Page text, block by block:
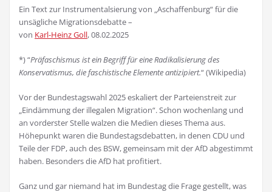
Ein Text zur Instrumentalsierung von „Aschaffenburg“ für die
unsägliche Migrationsdebatte –
von Karl-Heinz Goll, 08.02.2025
*) “Präfaschismus ist ein Begriff für eine Radikalisierung des
Konservatismus, die faschistische Elemente antizipiert.“ (Wikipedia)
Vor der Bundestagswahl 2025 eskaliert der Parteienstreit zur
„Eindämmung der illegalen Migration“. Schon wochen­lang und
an vorderster Stelle walzen die Medien dieses Thema aus.
Höhepunkt waren die Bundestagsdebatten, in denen CDU und
Teile der FDP, auch des BSW, gemeinsam mit der AfD abgestimmt
haben. Besonders die AfD hat profitiert.
Ganz und gar niemand hat im Bundestag die Frage gestellt, was